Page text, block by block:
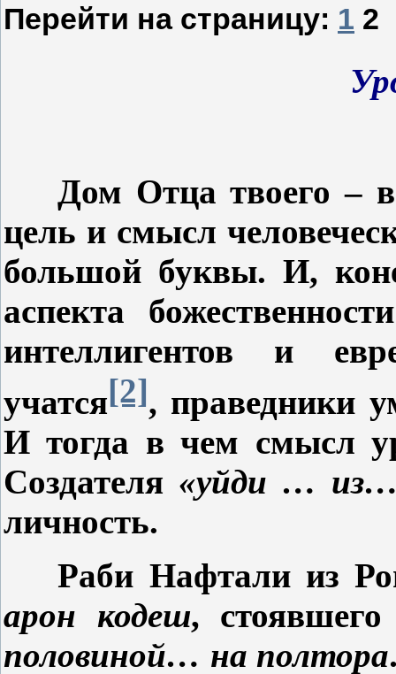
Перейти на страницу: 1 2
Дом Отца твоего –
цель и смысл
большой буквы. И,
аспекта
интеллигентов и
учатся[2], праведники
И тогда в чем смысл
Создателя «уйди …
личность.
Раби Нафтали из
арон кодеш,
половиной… на